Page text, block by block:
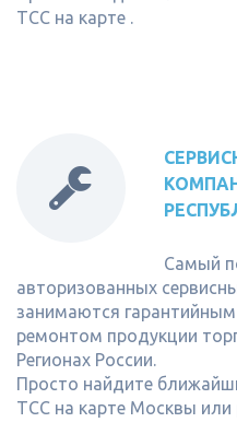
ТСС на карте .
Самый
авторизованных
занимаются
ремонтом продукции
Регионах России.
Просто найдите
ТСС на карте Москвы или